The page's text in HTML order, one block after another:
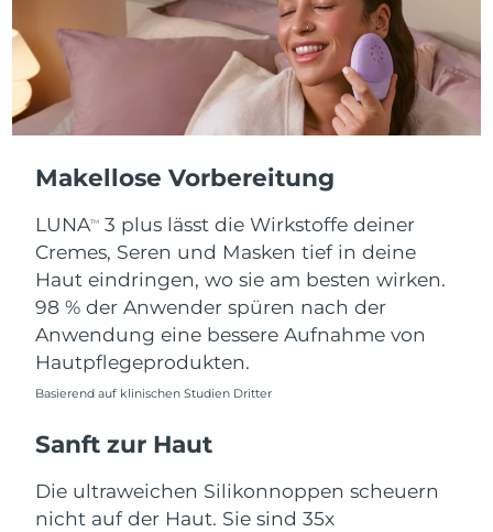
Makellose Vorbereitung
LUNATM
3 plus lässt die Wirkstoffe deiner
Cremes, Seren und Masken tief in deine
Haut eindringen, wo sie am besten wirken.
98 % der Anwender spüren nach der
Anwendung eine bessere Aufnahme von
Hautpflegeprodukten.
Basierend auf klinischen Studien Dritter
Sanft zur Haut
Die ultraweichen Silikonnoppen scheuern
nicht auf der Haut. Sie sind 35x
Spanien Erwartete Lieferung 8/9/26
Schweden Erwartete Lieferung 8/9/26
Thailand Erwartete Lieferung8/13/26
Türkei Erwartete Lieferung
Vereinigte Arabische
Emirate
Vereinigtes
Vereinigte Staaten Erwartete Lieferung